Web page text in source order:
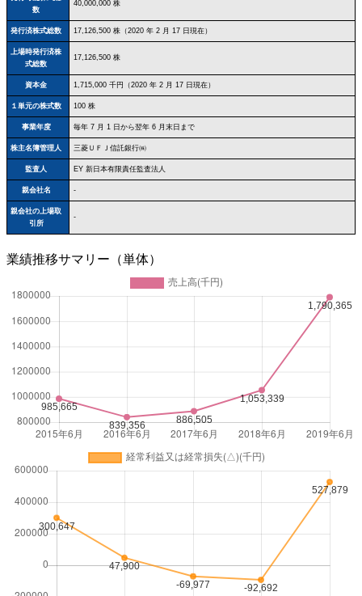
数
40,000,000 株
発行済株式総数 17,126,500 株（2020 年 2 月 17 日現在）
上場時発行済株
式総数
17,126,500 株
資本金 1,715,000 千円（2020 年 2 月 17 日現在）
１単元の株式数 100 株
事業年度 毎年 7 月 1 日から翌年 6 月末日まで
株主名簿管理人 三菱ＵＦＪ信託銀行㈱
監査人 EY 新日本有限責任監査法人
親会社名 -
親会社の上場取
引所
-
業績推移サマリー（単体）